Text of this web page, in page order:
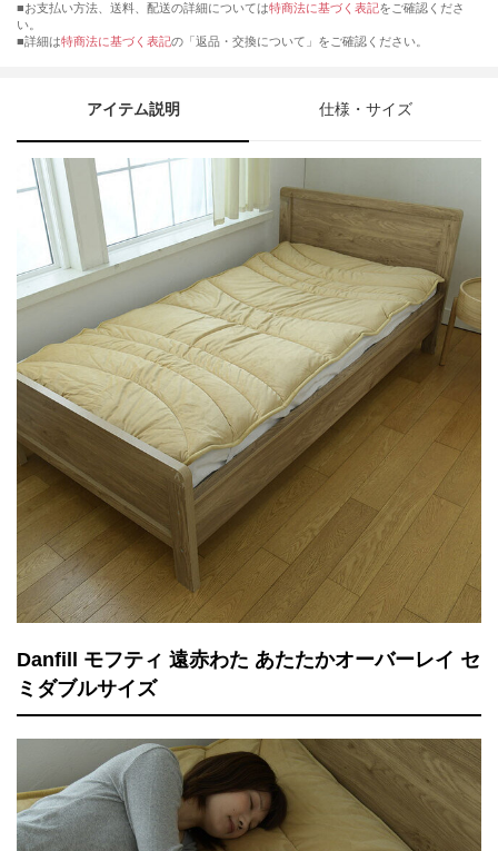
■お支払い方法、送料、配送の詳細については特商法に基づく表記をご確認くださ
い。
■詳細は特商法に基づく表記の「返品・交換について」をご確認ください。
アイテム説明 仕様・サイズ
Danfill モフティ 遠赤わた あたたかオーバーレイ セ
ミダブルサイズ